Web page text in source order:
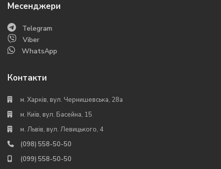
Месенджери
Telegram
Viber
WhatsApp
Контакти
м. Харків, вул. Чернишевська, 28а
м. Київ, вул. Басейна, 15
м. Львів, вул. Левицького, 4
(098) 558-50-50
(099) 558-50-50